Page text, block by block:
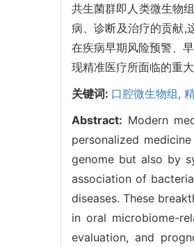
共生菌群即人类微生物
病、诊断及治疗的贡献,
在疾病早期风险预警、
现精准医疗所面临的重大
关键词: 口腔微生物组,
Abstract: Modern
personalized
genome but also by
association of
diseases. These
in oral microbiome-
evaluation, and